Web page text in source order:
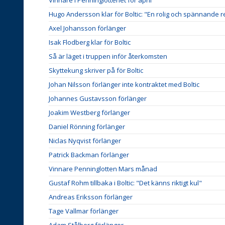
Hugo Andersson klar för Boltic: "En rolig och spännande
Axel Johansson förlänger
Isak Flodberg klar för Boltic
Så är läget i truppen inför återkomsten
Skyttekung skriver på för Boltic
Johan Nilsson förlänger inte kontraktet med Boltic
Johannes Gustavsson förlänger
Joakim Westberg förlänger
Daniel Rönning förlänger
Niclas Nyqvist förlänger
Patrick Backman förlänger
Vinnare Penninglotten Mars månad
Gustaf Rohm tillbaka i Boltic: "Det känns riktigt kul"
Andreas Eriksson förlänger
Tage Vallmar förlänger